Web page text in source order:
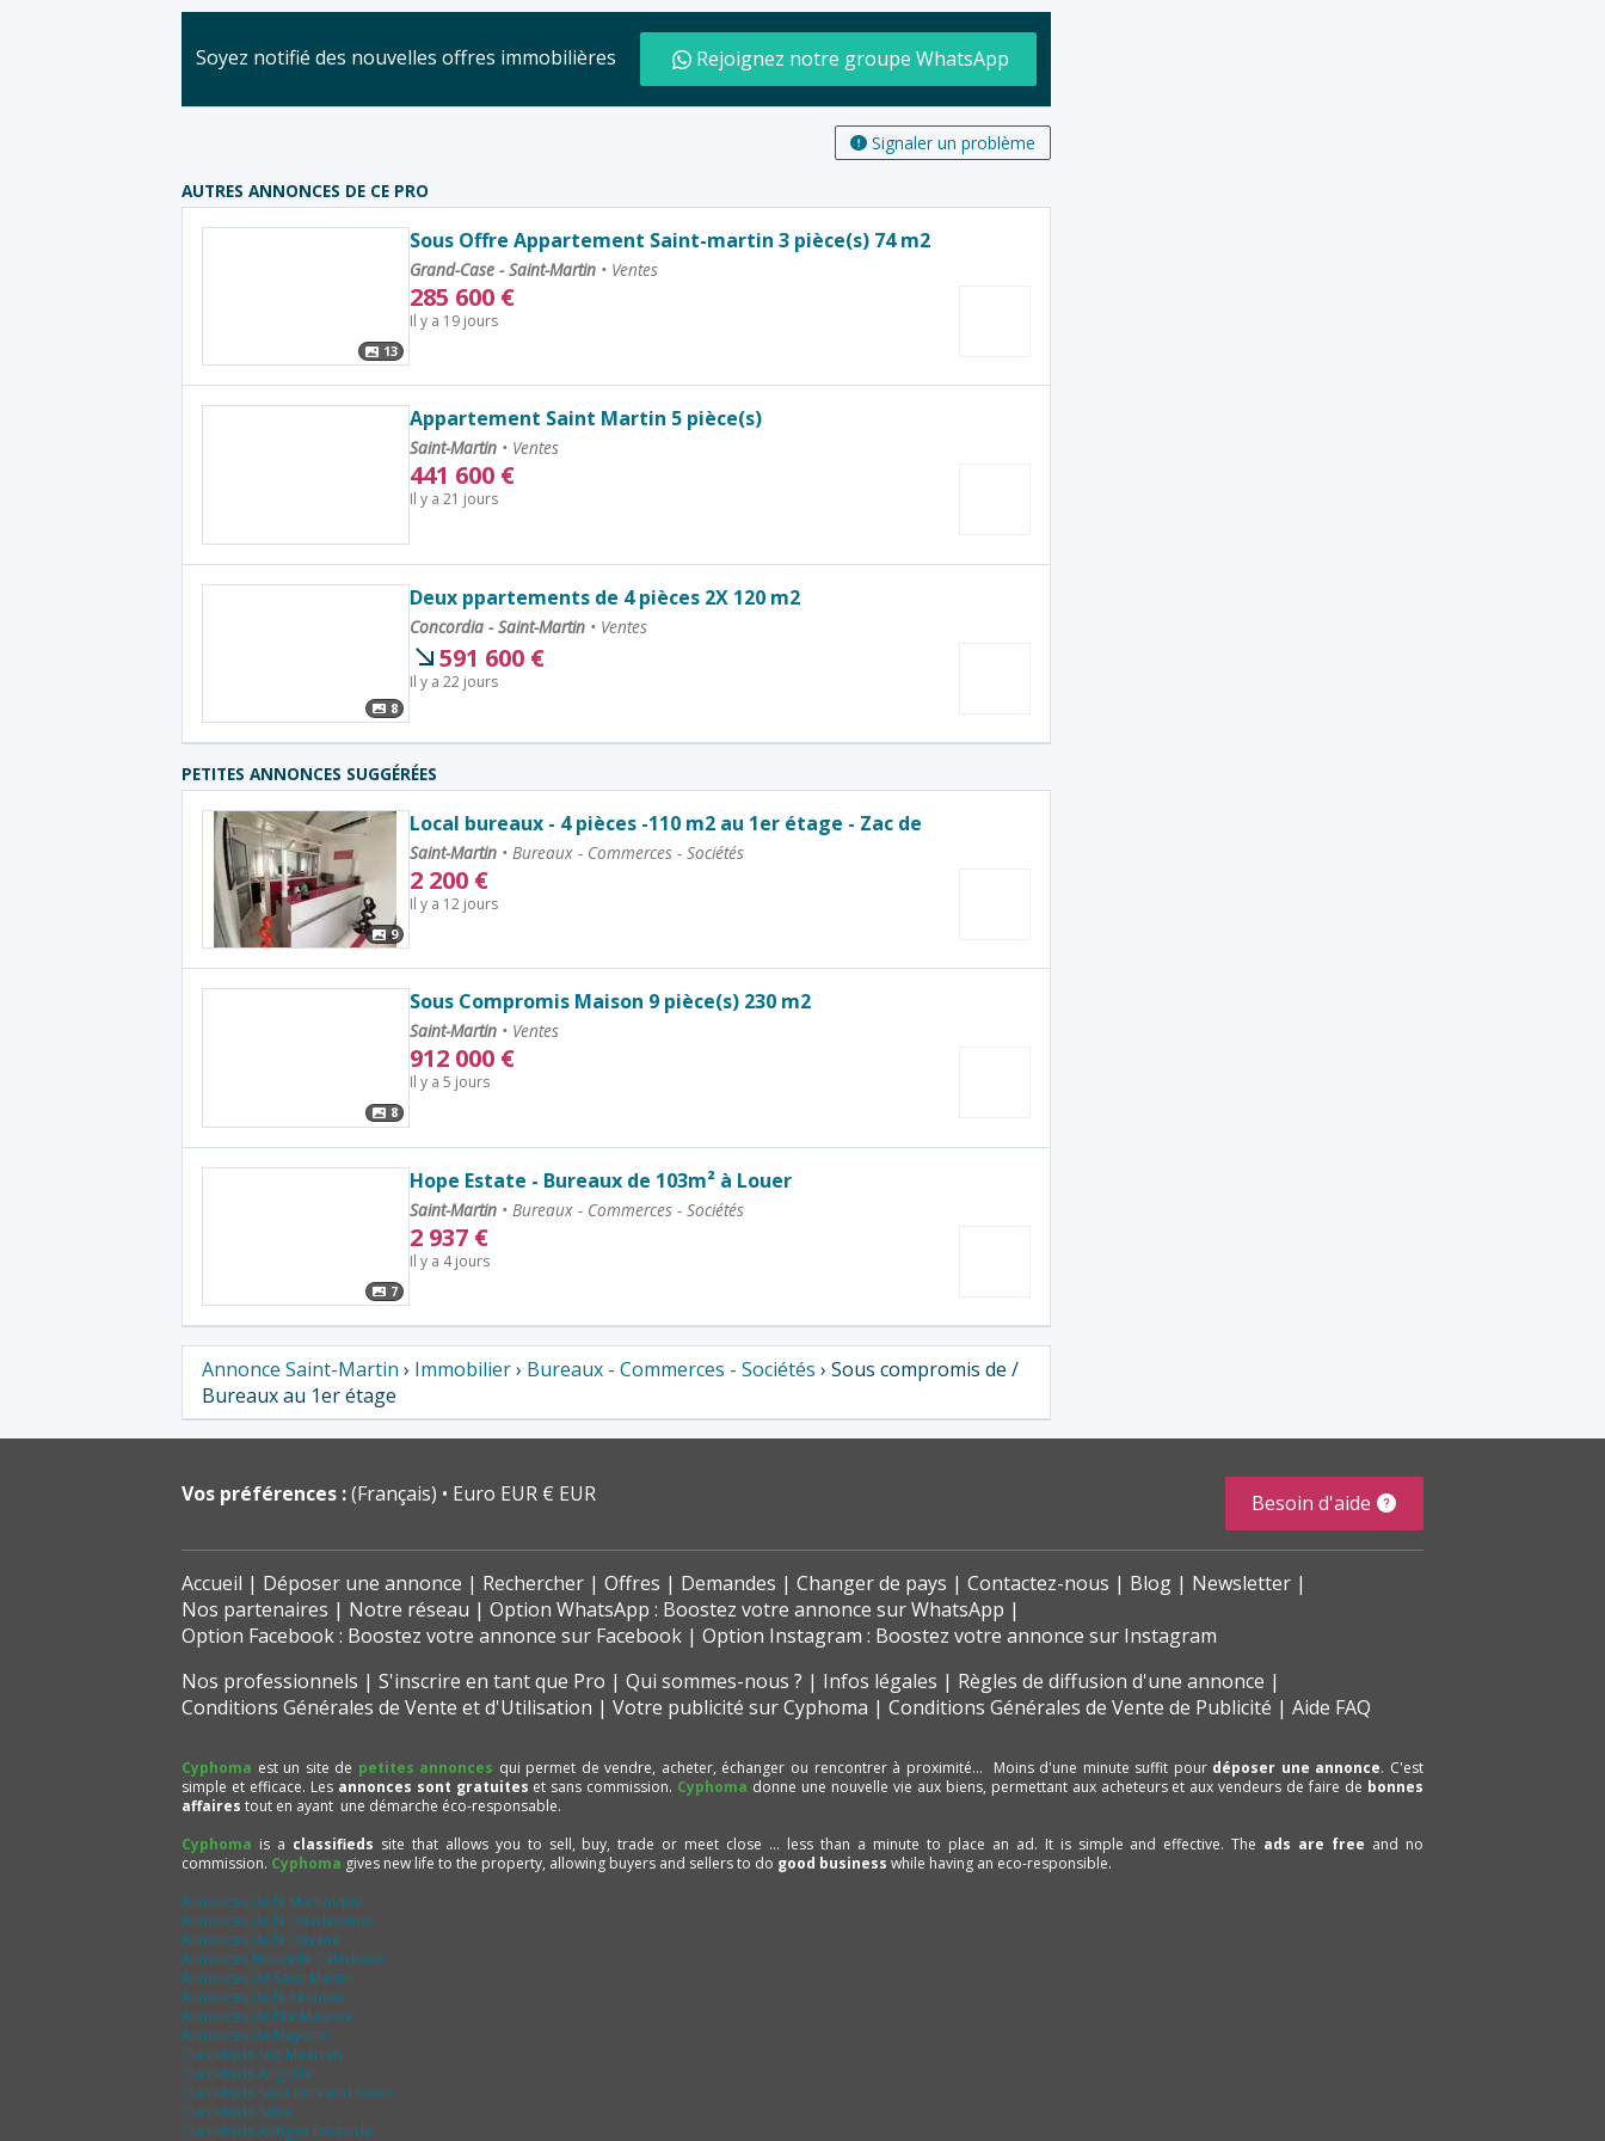
Soyez notifié des nouvelles offres immobilières Rejoignez notre groupe WhatsApp
Signaler un problème
AUTRES ANNONCES DE CE PRO
13
Sous Offre Appartement Saint-martin 3 pièce(s) 74 m2
Grand-Case - Saint-Martin • Ventes
285 600 €
Il y a 19 jours
Appartement Saint Martin 5 pièce(s)
Saint-Martin • Ventes
441 600 €
Il y a 21 jours
8
Deux ppartements de 4 pièces 2X 120 m2
Concordia - Saint-Martin • Ventes
591 600 €
Il y a 22 jours
PETITES ANNONCES SUGGÉRÉES
9
Local bureaux - 4 pièces -110 m2 au 1er étage - Zac de
Saint-Martin • Bureaux - Commerces - Sociétés
2 200 €
Il y a 12 jours
8
Sous Compromis Maison 9 pièce(s) 230 m2
Saint-Martin • Ventes
912 000 €
Il y a 5 jours
7
Hope Estate - Bureaux de 103m² à Louer
Saint-Martin • Bureaux - Commerces - Sociétés
2 937 €
Il y a 4 jours
Annonce Saint-Martin › Immobilier› Bureaux - Commerces - Sociétés › Sous compromis de /
Bureaux au 1er étage
Vos préférences :(Français) Euro EUR € EUR Besoin d'aide
Accueil Déposer une annonce Rechercher Offres Demandes Changer de pays Contactez-nous Blog
Newsletter
Nos partenaires
Notre réseau
Option WhatsApp : Boostez votre annonce sur WhatsApp
Option Facebook : Boostez votre annonce sur Facebook
Option Instagram : Boostez votre annonce sur Instagram
Nos professionnels
S'inscrire en tant que Pro Qui sommes-nous ? Infos légales
Règles de diffusion d'une annonce
Conditions Générales de Vente et d'Utilisation
Votre publicité sur Cyphoma Conditions Générales de Vente de Publicité Aide FAQ
Cyphoma est un site de petites annonces qui permet de vendre, acheter, échanger ou rencontrer à proximité… Moins d'une minute suffit pour déposer une annonce. C'est
simple et efficace. Les annonces sont gratuites et sans commission. Cyphoma donne une nouvelle vie aux biens, permettant aux acheteurs et aux vendeurs de faire de bonnes
affaires tout en ayant une démarche éco-responsable.
Cyphoma is a classifieds site that allows you to sell, buy, trade or meet close ... less than a minute to place an ad. It is simple and effective. The ads are free and no
commission. Cyphoma gives new life to the property, allowing buyers and sellers to do good business while having an eco-responsible.
Annonces de la Martinique
Annonces de la Guadeloupe
Annonces de la Guyane
Annonces Nouvelle Calédonie
Annonces de Saint Martin
Annonces de la Réunion
Annonces de l'Ile Maurice
Annonces de Mayotte
Classifieds Sint Maarten
Classifieds Anguilla
Classifieds Saint Kitts and Nevis
Classifieds Saba
Classifieds Antigua Barbuda